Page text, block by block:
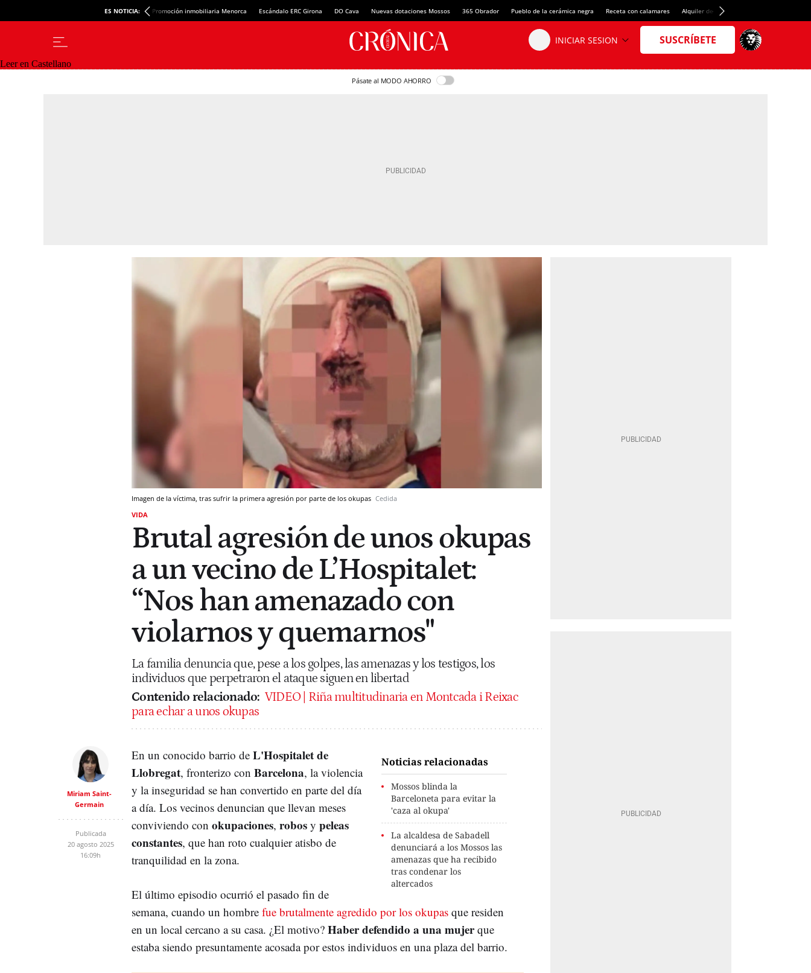
ES NOTICIA: Promoción inmobiliaria Menorca Escándalo ERC Girona DO Cava Nuevas dotaciones Mossos 365 Obrador Pueblo de la cerámica negra Receta con calamares Alquiler de habitaciones en España
Leer en Castellano
Pásate al MODO AHORRO
Imagen de la víctima, tras sufrir la primera agresión por parte de los okupas Cedida
VIDA
Brutal agresión de unos okupas
a un vecino de L’Hospitalet:
“Nos han amenazado con
violarnos y quemarnos"
La familia denuncia que, pese a los golpes, las amenazas y los testigos, los
individuos que perpetraron el ataque siguen en libertad
Contenido relacionado: VIDEO | Riña multitudinaria en Montcada i Reixac
para echar a unos okupas
Miriam Saint-
Germain
Publicada
20 agosto 2025
16:09h
Noticias relacionadas
Mossos blinda la
Barceloneta para evitar la
'caza al okupa'
La alcaldesa de Sabadell
denunciará a los Mossos las
amenazas que ha recibido
tras condenar los
altercados
En un conocido barrio de L'Hospitalet de
Llobregat, fronterizo con Barcelona, la violencia
y la inseguridad se han convertido en parte del día
a día. Los vecinos denuncian que llevan meses
conviviendo con okupaciones, robos y peleas
constantes, que han roto cualquier atisbo de
tranquilidad en la zona.
El último episodio ocurrió el pasado fin de
semana, cuando un hombre fue brutalmente agredido por los okupas que residen
en un local cercano a su casa. ¿El motivo? Haber defendido a una mujerque
estaba siendo presuntamente acosada por estos individuos en una plaza del barrio.